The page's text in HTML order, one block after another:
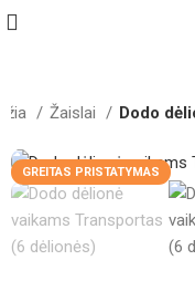
Žaislai Dodo
GREITAS PRISTATYMAS